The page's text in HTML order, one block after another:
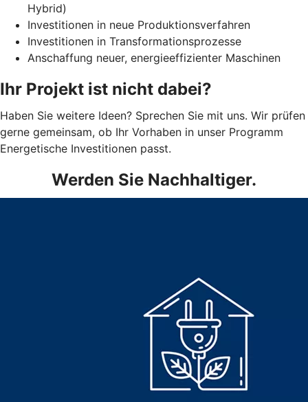
Hybrid)
Investitionen in neue Produktionsverfahren
Investitionen in Transformationsprozesse
Anschaffung neuer, energieeffizienter Maschinen
Ihr Projekt ist nicht dabei?
Haben Sie weitere Ideen? Sprechen Sie mit uns. Wir prüfen
gerne gemeinsam, ob Ihr Vorhaben in unser Programm
Energetische Investitionen passt.
Werden Sie Nachhaltiger.